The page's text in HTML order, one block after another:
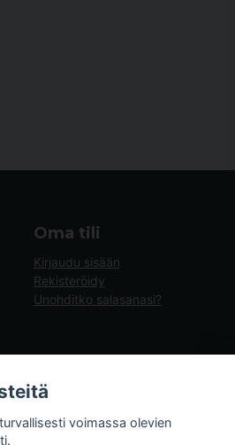
Oma tili
Kirjaudu sisään
Rekisteröidy
Unohditko salasanasi?
Sporttema
Drottninggatan 47
voimassa olevien